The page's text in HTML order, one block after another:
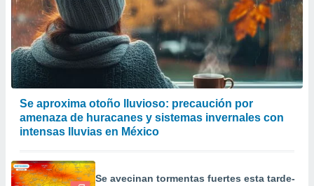
crear un
uso de
la
contenido
medir el
de la
de
Se aproxima otoño lluvioso: precaución por
amenaza de huracanes y sistemas invernales con
intensas lluvias en México
Se avecinan tormentas fuertes esta tarde-